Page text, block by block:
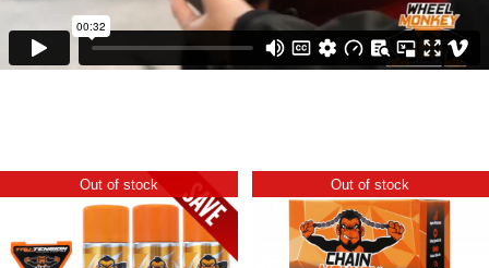
Out of stock Out of stock